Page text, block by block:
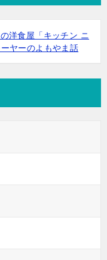
洋食屋「キッチン ニ
ヤーのよもやま話